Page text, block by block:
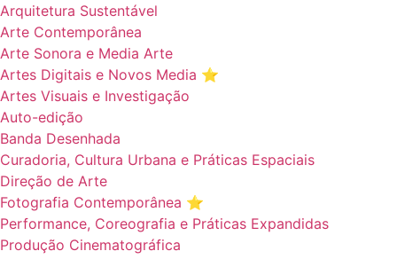
Arquitetura Sustentável
Arte Contemporânea
Arte Sonora e Media Arte
Artes Digitais e Novos Media ⭐️
Artes Visuais e Investigação
Auto-edição
Banda Desenhada
Curadoria, Cultura Urbana e Práticas Espaciais
Direção de Arte
Fotografia Contemporânea ⭐️
Performance, Coreografia e Práticas Expandidas
Produção Cinematográfica